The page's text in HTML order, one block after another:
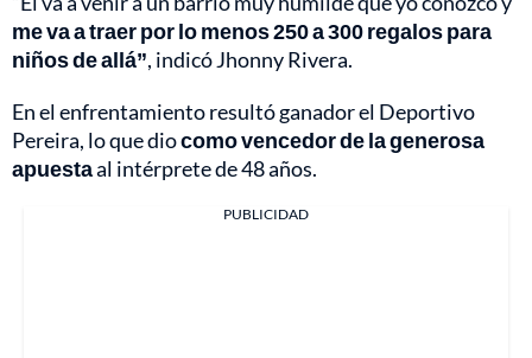
me va a traer por lo menos 250 a 300 regalos para
niños de allá”, indicó Jhonny Rivera.
En el enfrentamiento resultó ganador el Deportivo
Pereira, lo que diocomo vencedor de la generosa
apuestaal intérprete de 48 años.
PUBLICIDAD